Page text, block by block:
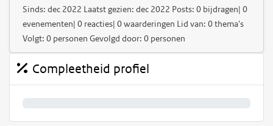
Sinds: dec 2022 Laatst gezien: dec 2022 Posts: 0 bijdragen| 0
evenementen| 0 reacties| 0 waarderingen Lid van: 0 thema's
Volgt: 0 personen Gevolgd door: 0 personen
Compleetheid profiel